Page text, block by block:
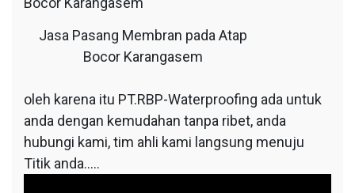
Jasa Pasang Membran pada Atap
Bocor Karangasem
oleh karena itu PT.RBP-Waterproofing ada untuk
anda dengan kemudahan tanpa ribet, anda
hubungi kami, tim ahli kami langsung menuju
Titik anda…..